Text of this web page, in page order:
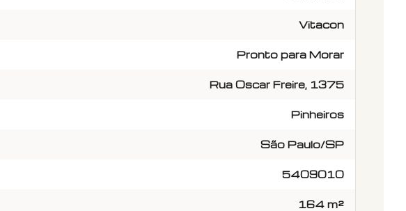
Vitacon
Pronto para Morar
Rua Oscar Freire, 1375
Pinheiros
São Paulo/SP
5409010
164 m²